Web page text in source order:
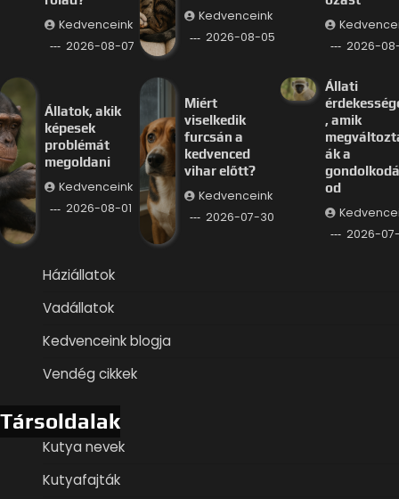
Kedvenceink
2026-08-07
Kedvenceink
2026-08-05
2026-
Állatok, akik
képesek
problémát
megoldani
Kedvenceink
2026-08-01
Miért
viselkedik
furcsán a
kedvenced
vihar előtt?
Kedvenceink
2026-07-30
Állati
, amik
ák a
od
2026-
Háziállatok
Vadállatok
Kedvenceink blogja
Vendég cikkek
Társoldalak
Kutya nevek
Kutyafajták